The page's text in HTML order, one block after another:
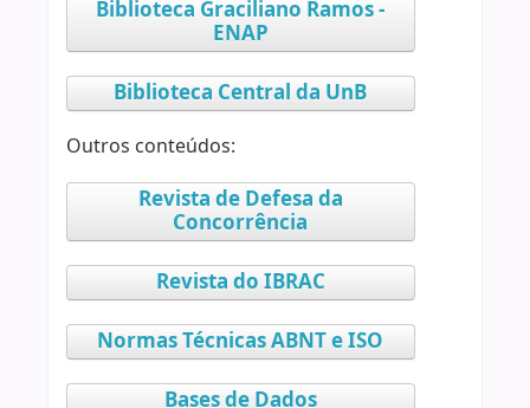
Biblioteca Graciliano Ramos -
ENAP
Biblioteca Central da UnB
Outros conteúdos:
Revista de Defesa da
Concorrência
Revista do IBRAC
Normas Técnicas ABNT e ISO
Bases de Dados